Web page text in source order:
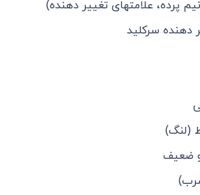
پرده، علامتهای تغییر دهنده)
دهنده سرکلید
(لنگ)
و ضعیف